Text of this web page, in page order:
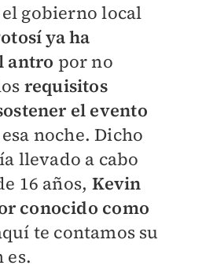
gobierno local
ya ha
antro por no
requisitos
el evento
noche. Dicho
llevado a cabo
16 años, Kevin
conocido como
te contamos su